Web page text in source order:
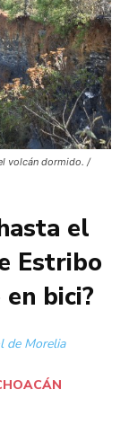
volcán dormido. /
el
Estribo
bici?
de Morelia